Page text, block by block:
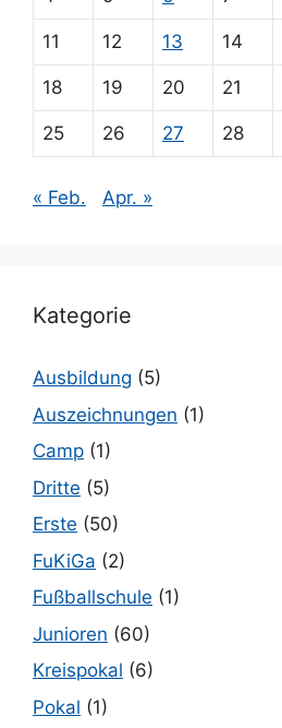
11 12 13 14
18 19 20 21
25 26 27 28
« Feb. Apr. »
Kategorie
Ausbildung (5)
Auszeichnungen (1)
Camp (1)
Dritte (5)
Erste (50)
FuKiGa (2)
Fußballschule (1)
Junioren (60)
Kreispokal (6)
Pokal (1)